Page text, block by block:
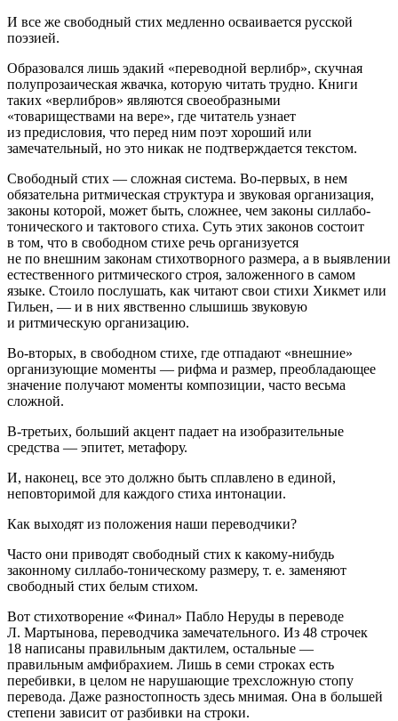
И все же свободный стих медленно осваивается русской
поэзией.
Образовался лишь эдакий «переводной верлибр», скучная
полупрозаическая жвачка, которую читать трудно. Книги
таких «верлибров» являются своеобразными
«товариществами на вере», где читатель узнает
из предисловия, что перед ним поэт хороший или
замечательный, но это никак не подтверждается текстом.
Свободный стих — сложная система. Во-первых, в нем
обязательна ритмическая структура и звуковая организация,
законы которой, может быть, сложнее, чем законы силлабо-
тонического и тактового стиха. Суть этих законов состоит
в том, что в свободном стихе речь организуется
не по внешним законам стихотворного размера, а в выявлении
естественного ритмического строя, заложенного в самом
языке. Стоило послушать, как читают свои стихи Хикмет или
Гильен, — и в них явственно слышишь звуковую
и ритмическую организацию.
Во-вторых, в свободном стихе, где отпадают «внешние»
организующие моменты — рифма и размер, преобладающее
значение получают моменты композиции, часто весьма
сложной.
В-третьих, больший акцент падает на изобразительные
средства — эпитет, метафору.
И, наконец, все это должно быть сплавлено в единой,
неповторимой для каждого стиха интонации.
Как выходят из положения наши переводчики?
Часто они приводят свободный стих к какому-нибудь
законному силлабо-тоническому размеру, т. е. заменяют
свободный стих белым стихом.
Вот стихотворение «Финал» Пабло Неруды в переводе
Л. Мартынова, переводчика замечательного. Из 48 строчек
18 написаны правильным дактилем, остальные —
правильным амфибрахием. Лишь в семи строках есть
перебивки, в целом не нарушающие трехсложную стопу
перевода. Даже разностопность здесь мнимая. Она в большей
степени зависит от разбивки на строки.